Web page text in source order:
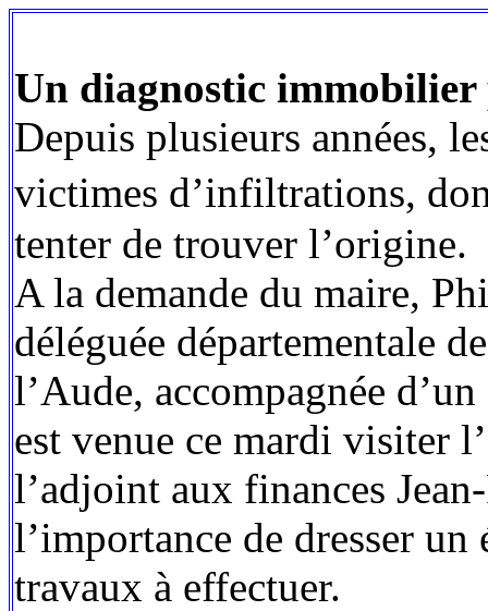
Un diagnostic immobilier
Depuis plusieurs années,
victimes d’infiltrations,
tenter de trouver l’origine.
A la demande du maire,
déléguée départementale
l’Aude, accompagnée
est venue ce mardi visiter
l’adjoint aux finances
l’importance de dresser
travaux à effectuer.